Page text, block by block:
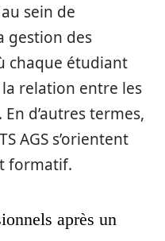
sein de
gestion des
chaque étudiant
relation entre les
d’autres termes,
AGS s’orientent
formatif.
après un